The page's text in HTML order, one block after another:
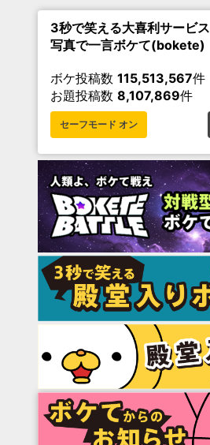
3秒で笑える大喜利サービス
写真で一言ボケて(bokete)
ボケ投稿数 115,513,567件
お題投稿数 8,107,869件
セーフモード オン